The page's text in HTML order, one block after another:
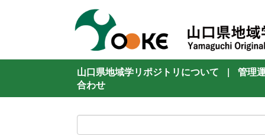
山口県地域学リポジトリについて |
管理
合わせ